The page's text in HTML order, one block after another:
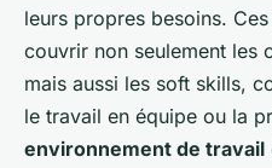
leurs propres besoins.
couvrir non seulement les
mais aussi les soft skills,
le travail en équipe ou la
environnement de travail